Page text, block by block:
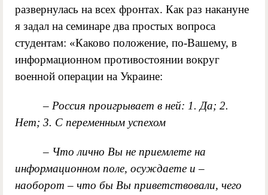
развернулась на всех фронтах. Как раз накануне
я задал на семинаре два простых вопроса
студентам: «Каково положение, по-Вашему, в
информационном противостоянии вокруг
военной операции на Украине:
– Россия проигрывает в ней: 1. Да; 2.
Нет; 3. С переменным успехом
– Что лично Вы не приемлете на
информационном поле, осуждаете и –
наоборот – что бы Вы приветствовали, чего